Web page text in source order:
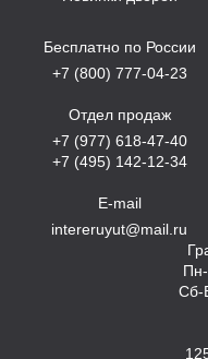
Бесплатно по России
+7 (800) 777-04-23
Отдел продаж
+7 (977) 618-47-40
+7 (495) 142-12-34
E-mail
intereruyut@mail.ru
Сб-